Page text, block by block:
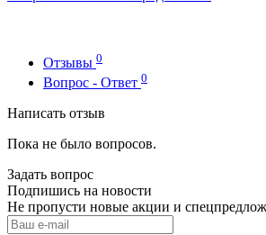
Отзывы 0
Вопрос - Ответ 0
Написать отзыв
Пока не было вопросов.
Задать вопрос
Подпишись на новости
Не пропусти новые акции и